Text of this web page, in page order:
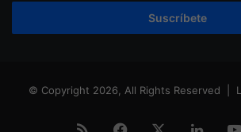
Suscríbete
© Copyright 2026, All Rights Reserved |